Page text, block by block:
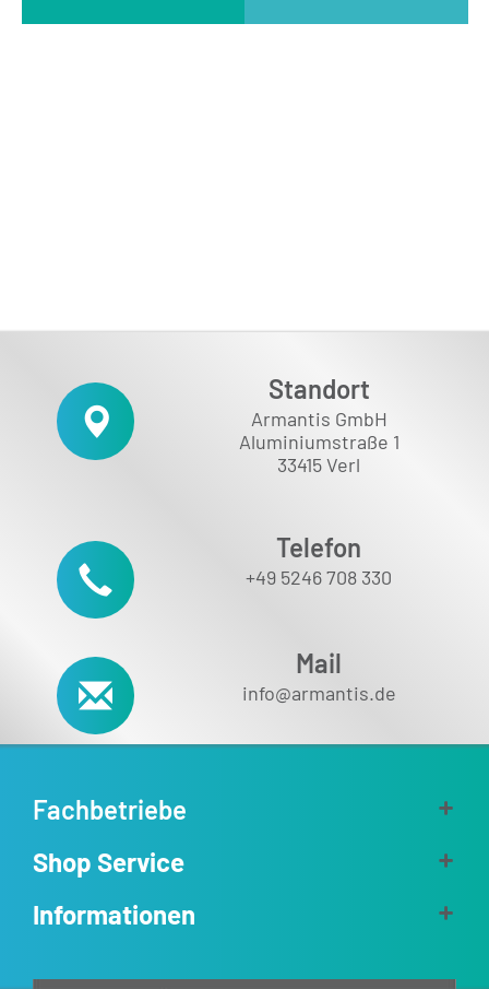
Standort
Armantis GmbH
Aluminiumstraße 1
33415 Verl
Telefon
+49 5246 708 330
Mail
info@armantis.de
Fachbetriebe
Shop Service
Informationen